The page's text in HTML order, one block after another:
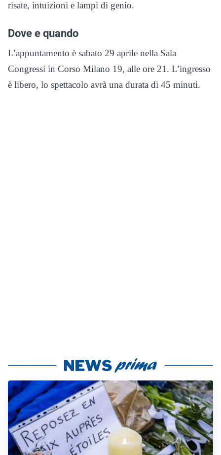
risate, intuizioni e lampi di genio.
Dove e quando
L’appuntamento è sabato 29 aprile nella Sala
Congressi in Corso Milano 19, alle ore 21. L’ingresso
è libero, lo spettacolo avrà una durata di 45 minuti.